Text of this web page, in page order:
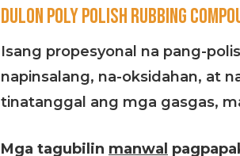
DULON POLY POLISH RUBBING
Isang propesyonal na pang-
napinsalang, na-oksidahan, at
tinatanggal ang mga gasgas,
Mga tagubilin manwal